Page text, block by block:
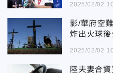
2025/02/02
影/華府空
炸出火球
2025/02/02
陸夫妻合